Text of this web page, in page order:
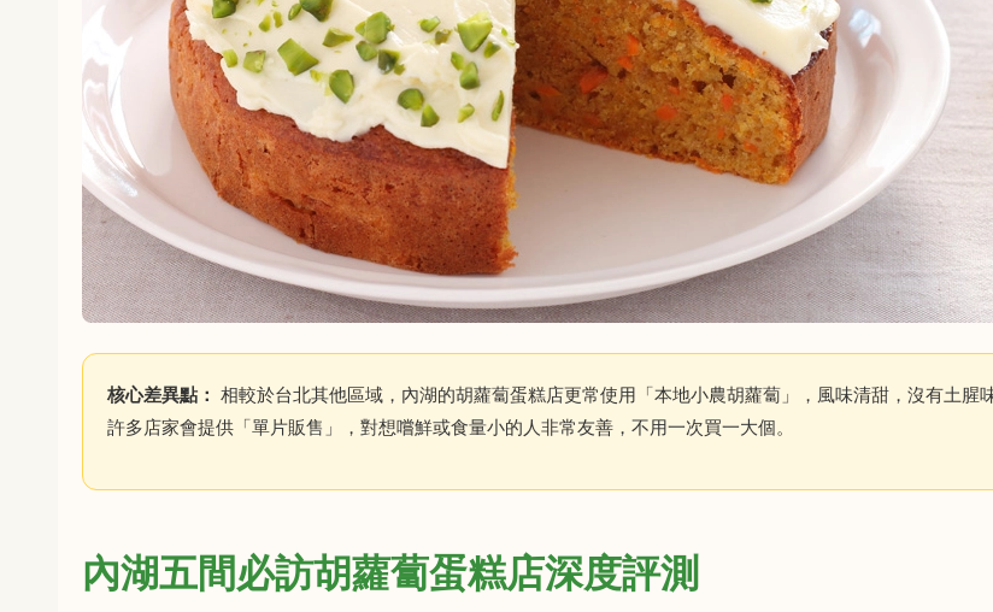
核心差異點： 相較於台北其他區域，內湖的胡蘿蔔蛋糕店更常使用「本地小農胡蘿蔔」，風味清甜，沒有土腥
許多店家會提供「單片販售」，對想嚐鮮或食量小的人非常友善，不用一次買一大個。
內湖五間必訪胡蘿蔔蛋糕店深度評測